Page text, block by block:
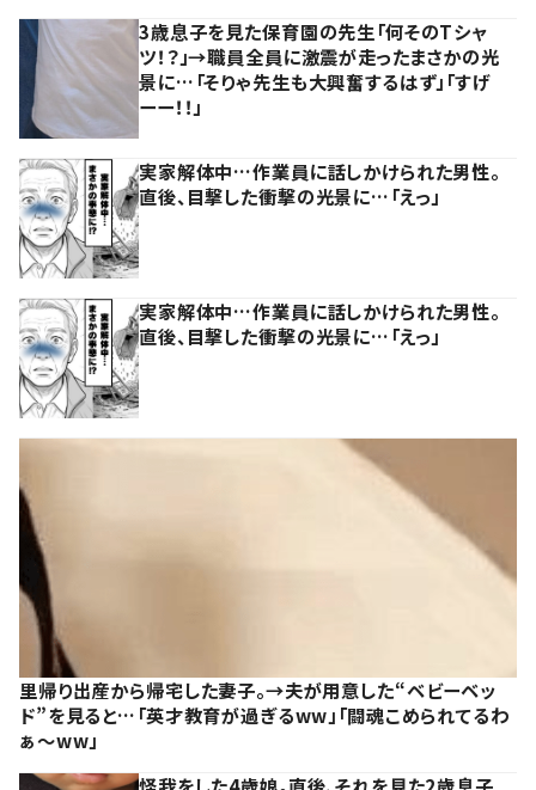
3歳息子を見た保育園の先生「何そのTシャ
ツ！？」→職員全員に激震が走ったまさかの光
景に…「そりゃ先生も大興奮するはず」「すげ
ーー！！」
実家解体中…作業員に話しかけられた男性。
直後、目撃した衝撃の光景に…「えっ」
実家解体中…作業員に話しかけられた男性。
直後、目撃した衝撃の光景に…「えっ」
里帰り出産から帰宅した妻子。→夫が用意した“ベビーベッ
ド”を見ると…「英才教育が過ぎるww」「闘魂こめられてるわ
ぁ～ww」